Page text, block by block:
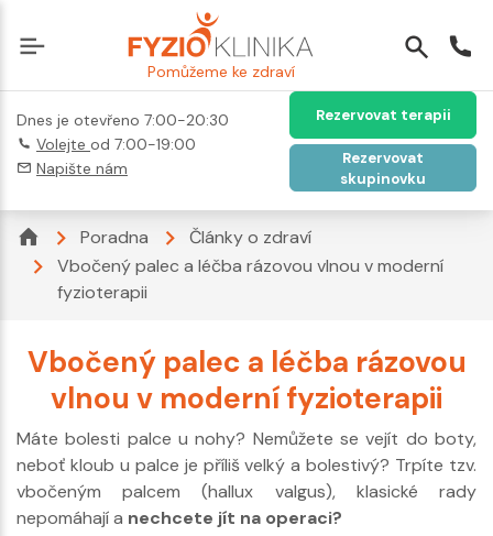
Pomůžeme ke zdraví
Dnes je otevřeno 7:00-20:30
Volejte od 7:00-19:00
Napište nám
Rezervovat terapii
Rezervovat
skupinovku
Poradna
Články o zdraví
Vbočený palec a léčba rázovou vlnou v moderní
fyzioterapii
Vbočený palec a léčba rázovou
vlnou v moderní fyzioterapii
Máte bolesti palce u nohy? Nemůžete se vejít do boty,
neboť kloub u palce je příliš velký a bolestivý? Trpíte tzv.
vbočeným palcem (hallux valgus), klasické rady
nepomáhají a nechcete jít na operaci?